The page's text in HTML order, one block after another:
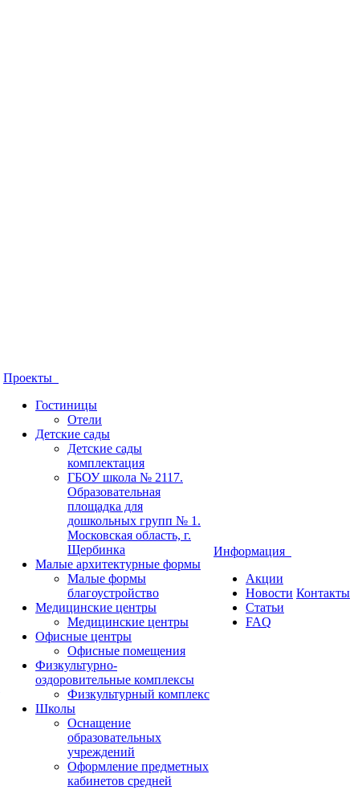
Проекты
Гостиницы
Отели
Детские сады
Детские сады
комплектация
ГБОУ школа № 2117.
Образовательная
площадка для
дошкольных групп № 1.
Московская область, г.
Щербинка
Малые архитектурные формы
Малые формы
благоустройство
Медицинские центры
Медицинские центры
Офисные центры
Офисные помещения
Физкультурно-
оздоровительные комплексы
Физкультурный комплекс
Школы
Оснащение
образовательных
учреждений
Оформление предметных
кабинетов средней
Информация
Акции
Новости
Статьи
FAQ
Контакты